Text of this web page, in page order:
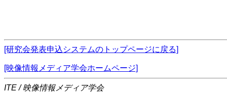
[研究会発表申込システムのトップページに戻る]
[映像情報メディア学会ホームページ]
ITE / 映像情報メディア学会